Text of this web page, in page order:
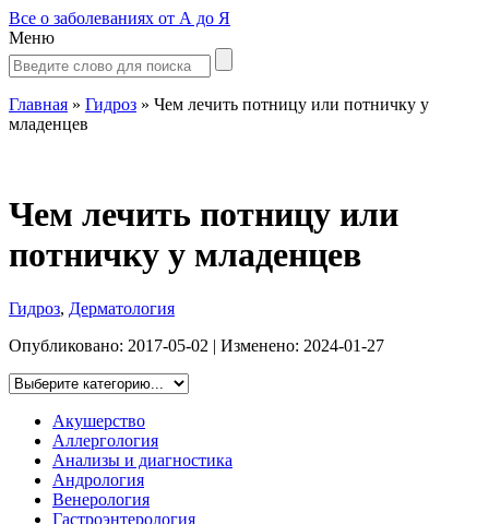
Все о заболеваниях от А до Я
Меню
Главная » Гидроз » Чем лечить потницу или потничку у
младенцев
Чем лечить потницу или
потничку у младенцев
Гидроз, Дерматология
Опубликовано: 2017-05-02 | Изменено: 2024-01-27
Акушерство
Аллергология
Анализы и диагностика
Андрология
Венерология
Гастроэнтерология